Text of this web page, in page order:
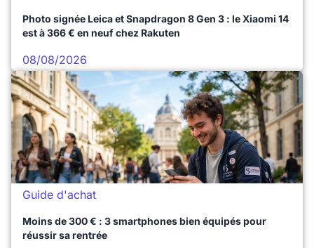
Photo signée Leica et Snapdragon 8 Gen 3 : le Xiaomi 14
est à 366 € en neuf chez Rakuten
08/08/2026
Guide d'achat
Moins de 300 € : 3 smartphones bien équipés pour
réussir sa rentrée